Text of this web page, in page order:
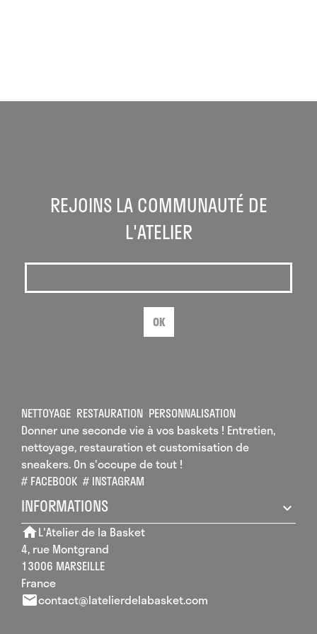
REJOINS LA COMMUNAUTÉ DE
L'ATELIER
OK
NETTOYAGE RESTAURATION PERSONNALISATION
Donner une seconde vie à vos baskets ! Entretien,
nettoyage, restauration et customisation de
sneakers. On s'occupe de tout !
# FACEBOOK # INSTAGRAM
INFORMATIONS
homeL'Atelier de la Basket
4, rue Montgrand
13006 MARSEILLE
France
emailcontact@latelierdelabasket.com